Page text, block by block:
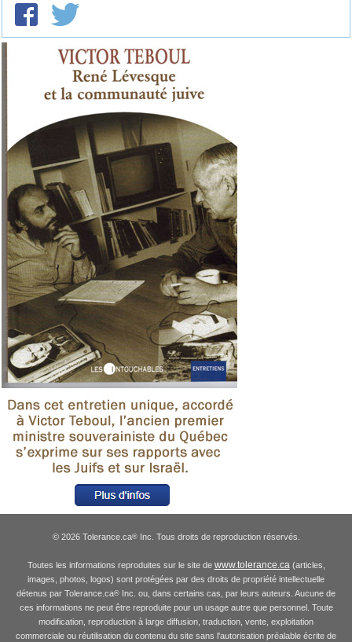
© 2026 Tolerance.ca®Inc. Tous droits de reproduction réservés.
Toutes les informations reproduites sur le site de www.tolerance.ca(articles,
images, photos, logos) sont protégées par des droits de propriété intellectuelle
détenus par Tolerance.ca® Inc. ou, dans certains cas, par leurs auteurs. Aucune de
ces informations ne peut être reproduite pour un usage autre que personnel. Toute
modification, reproduction à large diffusion, traduction, vente, exploitation
commerciale ou réutilisation du contenu du site sans l'autorisation préalable écrite de